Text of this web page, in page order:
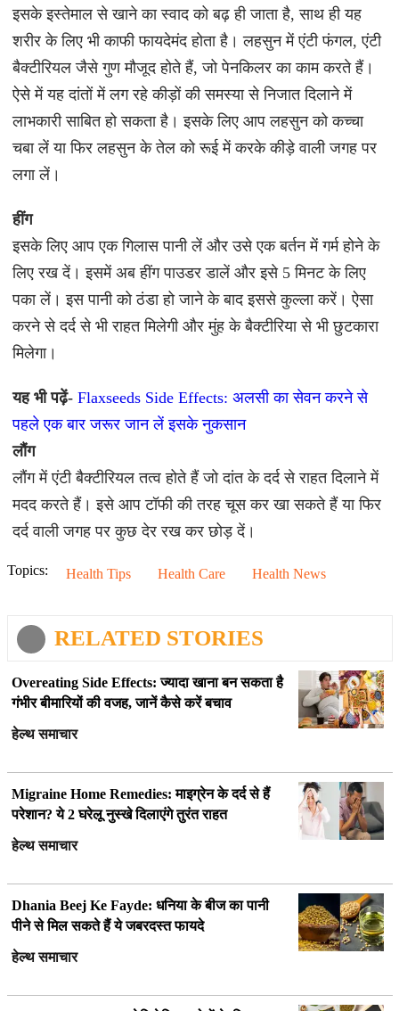
इसके इस्तेमाल से खाने का स्वाद को बढ़ ही जाता है, साथ ही यह
शरीर के लिए भी काफी फायदेमंद होता है। लहसुन में एंटी फंगल, एंटी
बैक्टीरियल जैसे गुण मौजूद होते हैं, जो पेनकिलर का काम करते हैं।
ऐसे में यह दांतों में लग रहे कीड़ों की समस्या से निजात दिलाने में
लाभकारी साबित हो सकता है। इसके लिए आप लहसुन को कच्चा
चबा लें या फिर लहसुन के तेल को रूई में करके कीड़े वाली जगह पर
लगा लें।
हींग
इसके लिए आप एक गिलास पानी लें और उसे एक बर्तन में गर्म होने के
लिए रख दें। इसमें अब हींग पाउडर डालें और इसे 5 मिनट के लिए
पका लें। इस पानी को ठंडा हो जाने के बाद इससे कुल्ला करें। ऐसा
करने से दर्द से भी राहत मिलेगी और मुंह के बैक्टीरिया से भी छुटकारा
मिलेगा।
यह भी पढ़ें- Flaxseeds Side Effects: अलसी का सेवन करने से
पहले एक बार जरूर जान लें इसके नुकसान
लौंग
लौंग में एंटी बैक्टीरियल तत्व होते हैं जो दांत के दर्द से राहत दिलाने में
मदद करते हैं। इसे आप टॉफी की तरह चूस कर खा सकते हैं या फिर
दर्द वाली जगह पर कुछ देर रख कर छोड़ दें।
Topics: Health Tips Health Care Health News
RELATED STORIES
Overeating Side Effects: ज्यादा खाना बन सकता है
गंभीर बीमारियों की वजह, जानें कैसे करें बचाव
हेल्थ समाचार
Migraine Home Remedies: माइग्रेन के दर्द से हैं
परेशान? ये 2 घरेलू नुस्खे दिलाएंगे तुरंत राहत
हेल्थ समाचार
Dhania Beej Ke Fayde: धनिया के बीज का पानी
पीने से मिल सकते हैं ये जबरदस्त फायदे
हेल्थ समाचार